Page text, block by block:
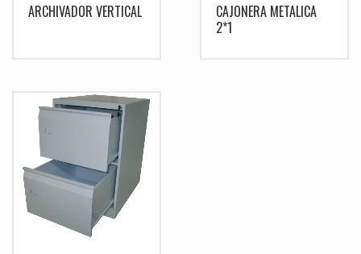
ARCHIVADOR VERTICAL
CAJONERA METALICA
2*1